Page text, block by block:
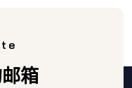
箱